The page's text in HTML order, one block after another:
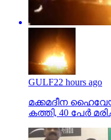
GULF22 hours ago
മക്കമദീന
കത്തി, 40 പേര്‍